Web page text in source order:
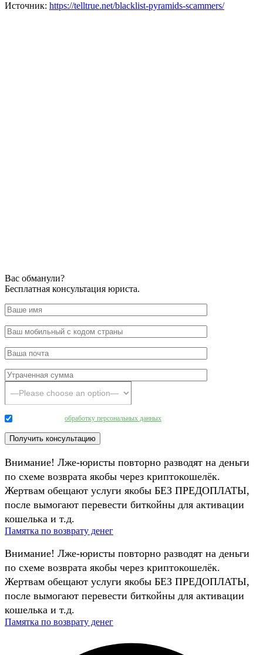
Источник: https://telltrue.net/blacklist-pyramids-scammers/
Вас обманули?
Бесплатная консультация юриста.
обработку персональных данных
Внимание! Лже-юристы повторно разводят на деньги
по схеме возврата якобы через криптокошелёк.
Жертвам обещают услуги якобы БЕЗ ПРЕДОПЛАТЫ,
после вымогают перевести биткойны для активации
кошелька и т.д.
Памятка по возврату денег
Внимание! Лже-юристы повторно разводят на деньги
по схеме возврата якобы через криптокошелёк.
Жертвам обещают услуги якобы БЕЗ ПРЕДОПЛАТЫ,
после вымогают перевести биткойны для активации
кошелька и т.д.
Памятка по возврату денег